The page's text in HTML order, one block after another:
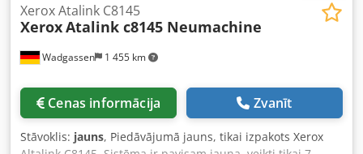
Wadgassen 1 455 km
Xerox Atalink C8145
XeroxAtalink c8145 Neumachine
Cenas informācija Zvanīt
Stāvoklis: jauns, Piedāvājumā jauns, tikai izpakots Xerox